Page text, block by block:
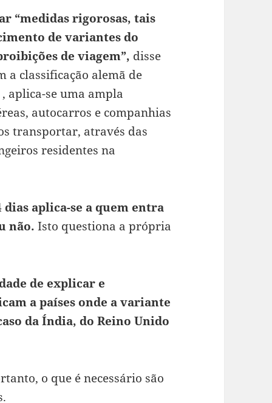
“medidas rigorosas, tais
de variantes do
de viagem”, disse
a classificação alemã de
aplica-se uma ampla
autocarros e companhias
transportar, através das
residentes na
aplica-se a quem entra
não. Isto questiona a própria
de explicar e
a países onde a variante
da Índia, do Reino Unido
o que é necessário são